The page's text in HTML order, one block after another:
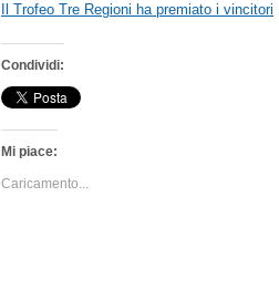
Il Trofeo Tre Regioni ha premiato i vincitori
Condividi:
Mi piace:
Caricamento...